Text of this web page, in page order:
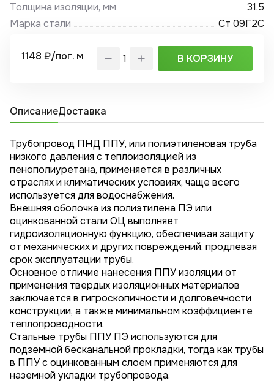
Толщина изоляции, мм
31.5
Марка стали
Ст 09Г2С
1148 ₽/пог. м В КОРЗИНУ
ОписаниеДоставка
Трубопровод ПНД ППУ, или полиэтиленовая труба
низкого давления с теплоизоляцией из
пенополиуретана, применяется в различных
отраслях и климатических условиях, чаще всего
используется для водоснабжения.
Внешняя оболочка из полиэтилена ПЭ или
оцинкованной стали ОЦ выполняет
гидроизоляционную функцию, обеспечивая защиту
от механических и других повреждений, продлевая
срок эксплуатации трубы.
Основное отличие нанесения ППУ изоляции от
применения твердых изоляционных материалов
заключается в гигроскопичности и долговечности
конструкции, а также минимальном коэффициенте
теплопроводности.
Стальные трубы ППУ ПЭ используются для
подземной бесканальной прокладки, тогда как трубы
в ППУ с оцинкованным слоем применяются для
наземной укладки трубопровода.